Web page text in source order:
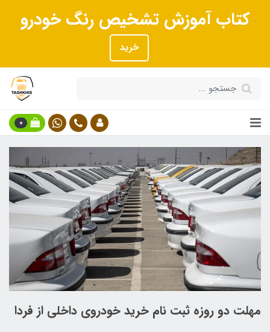
کتاب آموزش تشخیص رنگ خودرو
خرید
0
مهلت دو روزه ثبت نام خرید خودروی داخلی از فردا